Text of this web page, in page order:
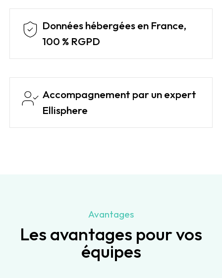
Données hébergées en France,
100 % RGPD
Accompagnement par un expert
Ellisphere
Avantages
Les avantages pour vos
équipes